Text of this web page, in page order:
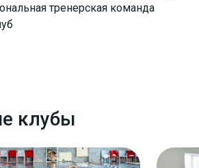
тренерская команда
клубы